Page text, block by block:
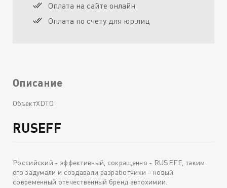
Оплата на сайте онлайн
Оплата по счету для юр.лиц
Описание
ОбъектXDTO
RUSEFF
Российский - эффективный, сокращенно - RUSEFF, таким
его задумали и создавали разработчики – новый
современный отечественный бренд автохимии.